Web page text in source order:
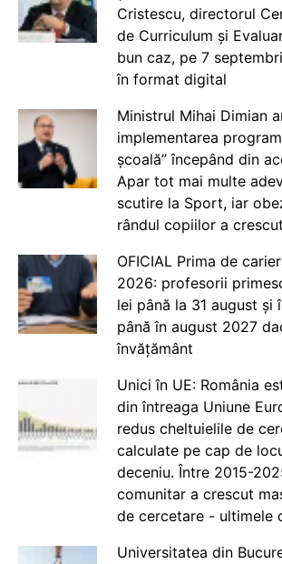
Cristescu, directorul
de Curriculum și
bun caz, pe 7
în format digital
Ministrul Mihai Dimian
implementarea
școală” începând din
Apar tot mai multe
scutire la Sport, iar
rândul copiilor a crescut
OFICIAL Prima de
2026: profesorii
lei până la 31 august și
până în august 2027
învățământ
Unici în UE: România
din întreaga Uniune
redus cheltuielile de
calculate pe cap de
deceniu. Între 2015-
comunitar a crescut
de cercetare - ultimele
Universitatea din